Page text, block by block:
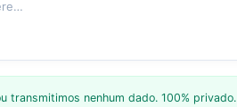
transmitimos nenhum dado. 100% privado.